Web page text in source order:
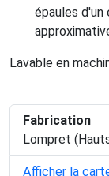
épaules
Lavable en
Fabrication
Lompret
Afficher la